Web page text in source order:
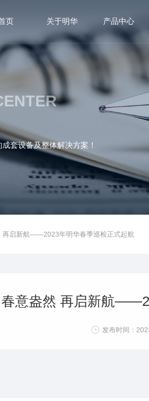
页 关于明华 产品中心
套设备及整体解决方案！
再启新航——2023年明华春季巡检正式起航
春意盎然 再启新航
发布时间：